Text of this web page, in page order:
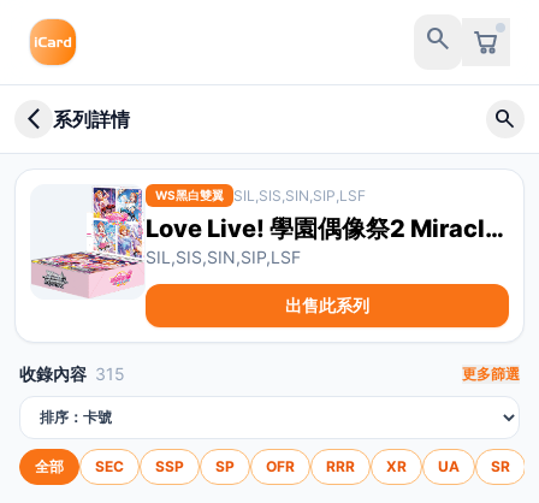
search
arrow_back_ios_new 系列詳情 search
WS黑白雙翼 SIL,SIS,SIN,SIP,LSF
Love Live! 學園偶像祭2 Miracle Live!
SIL,SIS,SIN,SIP,LSF
出售此系列
收錄內容 315 更多篩選
排序方式
全部 SEC SSP SP OFR RRR XR UA SR